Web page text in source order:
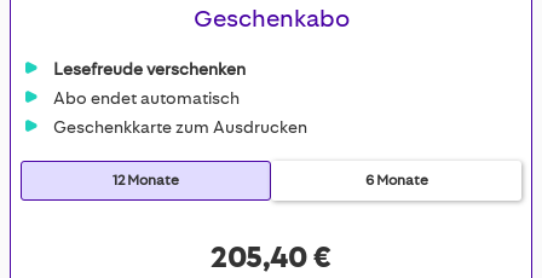
Geschenkabo
Lesefreude verschenken
Abo endet automatisch
Geschenkkarte zum Ausdrucken
12 Monate 6 Monate
205,40 €